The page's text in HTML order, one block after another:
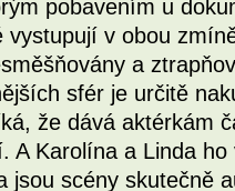
pobavením u
vystupují v obou
a
sfér je určitě
že dává aktérkám
A Karolína a Linda
jsou scény skutečně